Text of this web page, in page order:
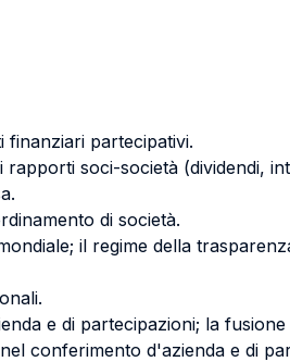
finanziari partecipativi.
soci-società (dividendi,
di società.
il regime della
e di partecipazioni; la fusione
conferimento d'azienda e di